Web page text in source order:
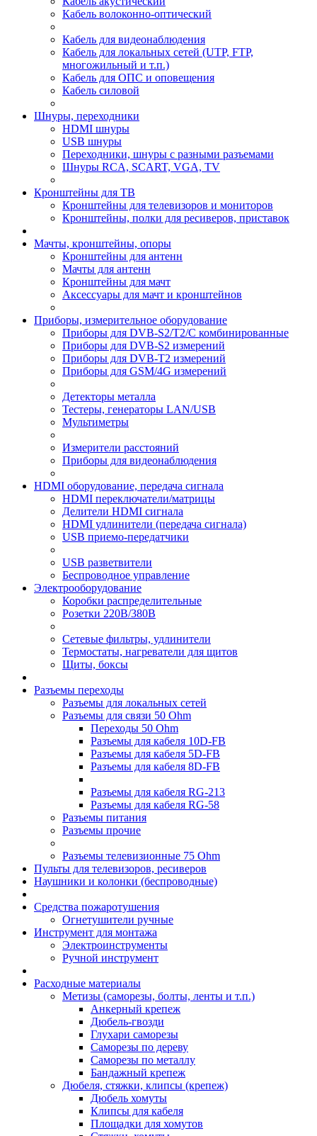
Кабель волоконно-оптический
Кабель для видеонаблюдения
Кабель для локальных сетей (UTP, FTP,
многожильный и т.п.)
Кабель для ОПС и оповещения
Кабель силовой
Шнуры, переходники
HDMI шнуры
USB шнуры
Переходники, шнуры с разными разъемами
Шнуры RCA, SCART, VGA, TV
Кронштейны для ТВ
Кронштейны для телевизоров и мониторов
Кронштейны, полки для ресиверов, приставок
Мачты, кронштейны, опоры
Кронштейны для антенн
Мачты для антенн
Кронштейны для мачт
Аксессуары для мачт и кронштейнов
Приборы, измерительное оборудование
Приборы для DVB-S2/T2/C комбинированные
Приборы для DVB-S2 измерений
Приборы для DVB-T2 измерений
Приборы для GSM/4G измерений
Детекторы металла
Тестеры, генераторы LAN/USB
Мультиметры
Измерители расстояний
Приборы для видеонаблюдения
HDMI оборудование, передача сигнала
HDMI переключатели/матрицы
Делители HDMI сигнала
HDMI удлинители (передача сигнала)
USB приемо-передатчики
USB разветвители
Беспроводное управление
Электрооборудование
Коробки распределительные
Розетки 220В/380В
Сетевые фильтры, удлинители
Термостаты, нагреватели для щитов
Щиты, боксы
Разъемы переходы
Разъемы для локальных сетей
Разъемы для связи 50 Ohm
Переходы 50 Ohm
Разъемы для кабеля 10D-FB
Разъемы для кабеля 5D-FB
Разъемы для кабеля 8D-FB
Разъемы для кабеля RG-213
Разъемы для кабеля RG-58
Разъемы питания
Разъемы прочие
Разъемы телевизионные 75 Ohm
Пульты для телевизоров, ресиверов
Наушники и колонки (беспроводные)
Средства пожаротушения
Огнетушители ручные
Инструмент для монтажа
Электроинструменты
Ручной инструмент
Расходные материалы
Метизы (саморезы, болты, ленты и т.п.)
Анкерный крепеж
Дюбель-гвозди
Глухари саморезы
Саморезы по дереву
Саморезы по металлу
Бандажный крепеж
Дюбеля, стяжки, клипсы (крепеж)
Дюбель хомуты
Клипсы для кабеля
Площадки для хомутов